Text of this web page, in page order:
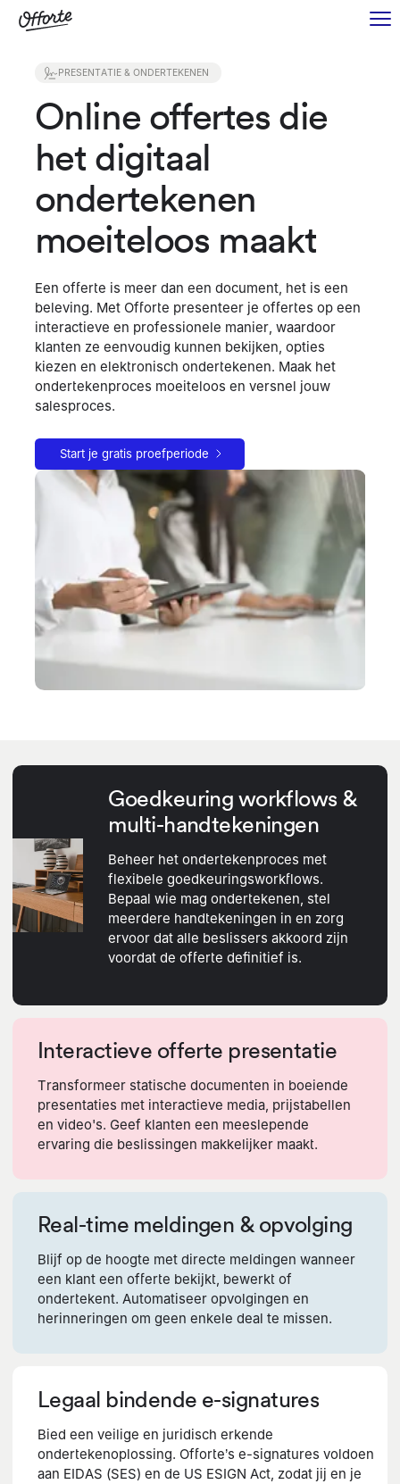
PRESENTATIE & ONDERTEKENEN
Online offertes die
het digitaal
ondertekenen
moeiteloos maakt
Een offerte is meer dan een document, het is een
beleving. Met Offorte presenteer je offertes op een
interactieve en professionele manier, waardoor
klanten ze eenvoudig kunnen bekijken, opties
kiezen en elektronisch ondertekenen. Maak het
ondertekenproces moeiteloos en versnel jouw
salesproces.
Start je gratis proefperiode
Goedkeuring workflows &
multi-handtekeningen
Beheer het ondertekenproces met
flexibele goedkeuringsworkflows.
Bepaal wie mag ondertekenen, stel
meerdere handtekeningen in en zorg
ervoor dat alle beslissers akkoord zijn
voordat de offerte definitief is.
Interactieve offerte presentatie
Transformeer statische documenten in boeiende
presentaties met interactieve media, prijstabellen
en video's. Geef klanten een meeslepende
ervaring die beslissingen makkelijker maakt.
Real-time meldingen & opvolging
Blijf op de hoogte met directe meldingen wanneer
een klant een offerte bekijkt, bewerkt of
ondertekent. Automatiseer opvolgingen en
herinneringen om geen enkele deal te missen.
Legaal bindende e-signatures
Bied een veilige en juridisch erkende
ondertekenoplossing. Offorte’s e-signatures voldoen
aan EIDAS (SES) en de US ESIGN Act, zodat jij en je